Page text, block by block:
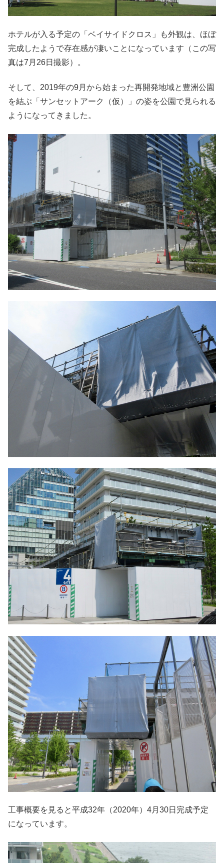
ホテルが入る予定の「ベイサイドクロス」も外観は、ほぼ
完成したようで存在感が凄いことになっています（この写
真は7月26日撮影）。
そして、2019年の9月から始まった再開発地域と豊洲公園
を結ぶ「サンセットアーク（仮）」の姿を公園で見られる
ようになってきました。
工事概要を見ると平成32年（2020年）4月30日完成予定
になっています。